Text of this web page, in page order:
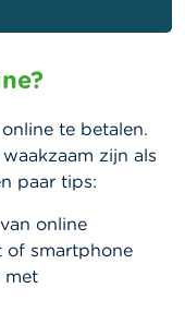
te betalen.
zijn als
paar tips:
online
of smartphone
met